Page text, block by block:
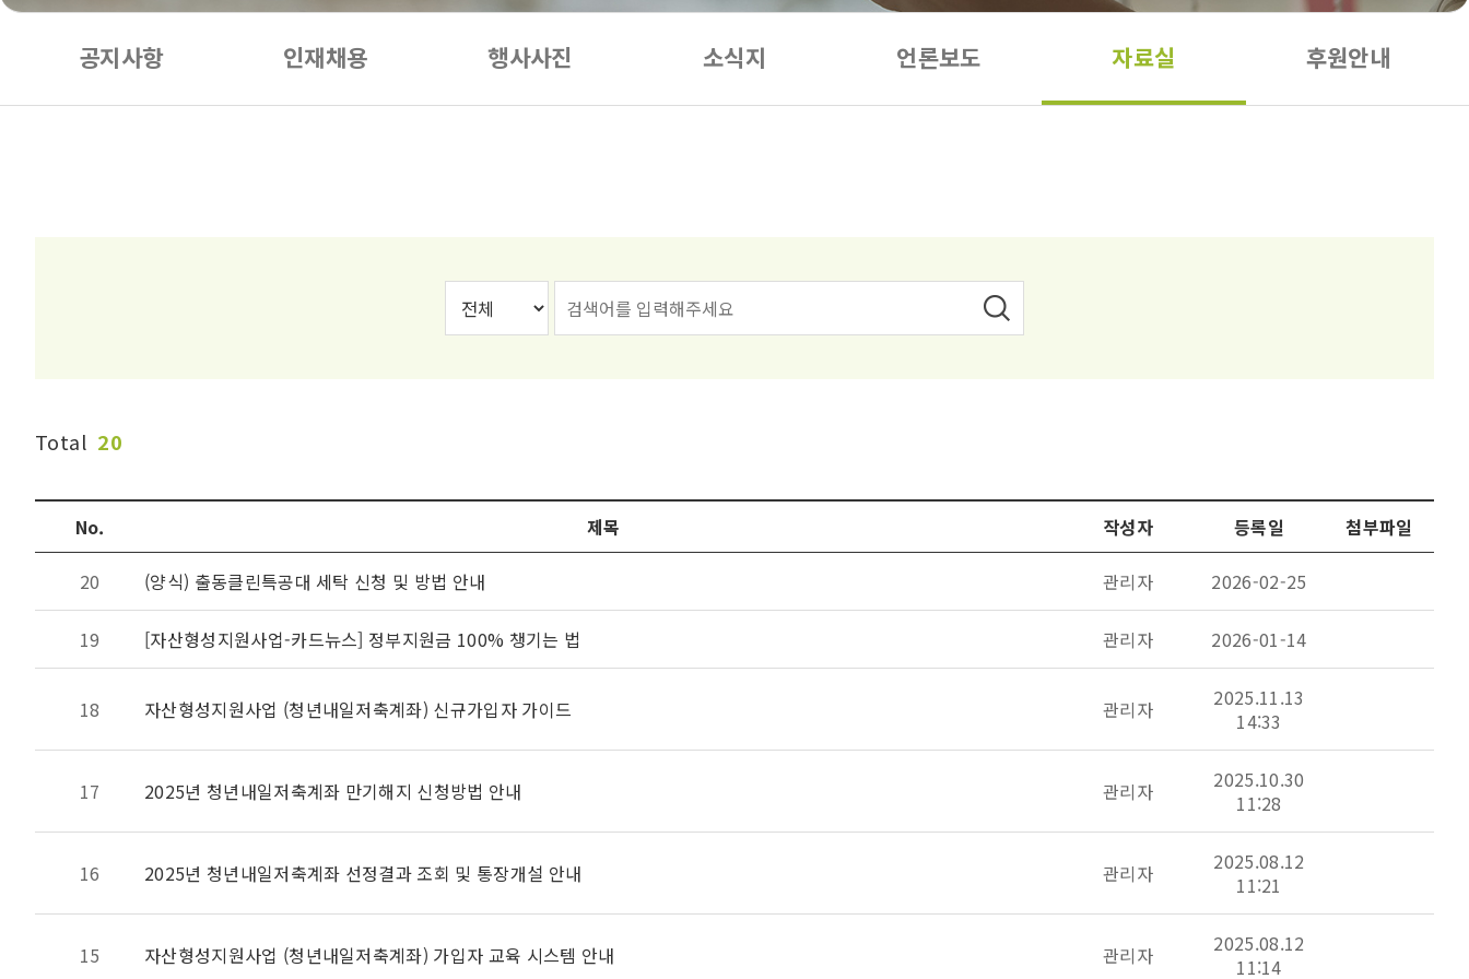
공지사항 인재채용 행사사진 소식지 언론보도 자료실 후원안내
Total 20
No. 제목 작성자 등록일 첨부파일
20 (양식) 출동클린특공대 세탁 신청 및 방법 안내 관리자 2026-02-25
19 [자산형성지원사업-카드뉴스] 정부지원금 100% 챙기는 법 관리자 2026-01-14
18 자산형성지원사업 (청년내일저축계좌) 신규가입자 가이드 관리자
2025.11.13
14:33
17 2025년 청년내일저축계좌 만기해지 신청방법 안내 관리자
2025.10.30
11:28
16 2025년 청년내일저축계좌 선정결과 조회 및 통장개설 안내 관리자
2025.08.12
11:21
15 자산형성지원사업 (청년내일저축계좌) 가입자 교육 시스템 안내 관리자
2025.08.12
11:14